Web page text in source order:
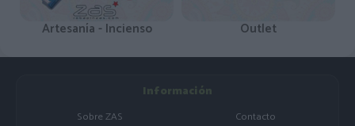
Artesanía - Incienso Outlet
Información
Sobre ZAS
Contacto